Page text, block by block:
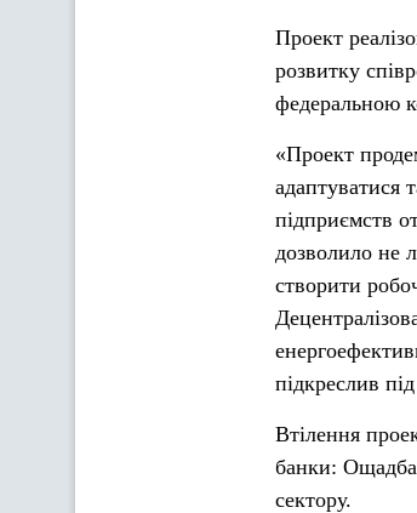
Проект
розвитку
федеральною
«Проект
адаптуватися
підприємств
дозволило не
створити
підкреслив
Втілення
банки:
сектору.